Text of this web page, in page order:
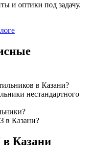
и оптики под задачу.
в Казани?
нестандартного
в Казани?
в Казани